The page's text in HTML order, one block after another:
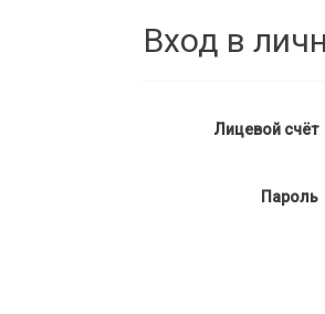
Вход в
Лицевой счёт
Пароль